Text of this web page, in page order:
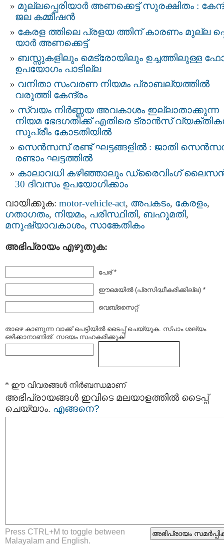
മുല്ലപ്പെരിയാര്‍ അണക്കെട്ട് സുരക്ഷിതം :
ജല കമ്മീഷന്‍
കേരള ത്തിലെ പ്രളയ ത്തിന് കാരണം മുല്ല
യാര്‍ അണക്കെട്ട്
ബസ്സുകളിലും മെട്രോയിലും ഉച്ചത്തിലുള്ള
ഉപയോഗം പാടില്ല
വനിതാ സംവരണ നിയമം പ്രാബല്യത്തിൽ
വരുത്തി കേന്ദ്രം
സ്വയം നിർണ്ണയ അവകാശം ഇല്ലാതാക്കുന്ന
നിയമ ഭേദഗതിക്ക് എതിരെ ട്രാൻസ്
സുപ്രീം കോടതിയിൽ
സെന്‍സസ് രണ്ട് ഘട്ടങ്ങളിൽ : ജാതി
രണ്ടാം ഘട്ടത്തിൽ
കാലാവധി കഴിഞ്ഞാലും ഡ്രൈവിംഗ്
30 ദിവസം ഉപയോഗിക്കാം
വായിക്കുക: motor-vehicle-act, അപകടം, കേരളം,
ഗതാഗതം, നിയമം, പരിസ്ഥിതി, ബഹുമതി,
മനുഷ്യാവകാശം, സാങ്കേതികം
അഭിപ്രായം എഴുതുക:
പേര് *
ഈമെയില്‍ (പ്രസിദ്ധീകരിക്കില്ല) *
വെബ്സൈറ്റ്
താഴെ കാണുന്ന വാക്ക് പെട്ടിയില്‍ ടൈപ്പ്‌ ചെയ്യുക. സ്പാം ശല്യം
ഒഴിക്കാനാണിത്. സദയം സഹകരിക്കുക!
* ഈ വിവരങ്ങള്‍ നിര്‍ബന്ധമാണ്
അഭിപ്രായങ്ങള്‍ ഇവിടെ മലയാളത്തില്‍ ടൈപ്പ്
ചെയ്യാം. എങ്ങനെ?
Press CTRL+M to toggle between
Malayalam and English.